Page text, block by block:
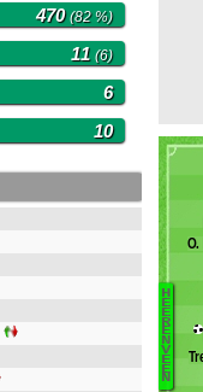
470(82 %)
11 (6)
6
10
H
E
E
R
E
N
V
E
E
N